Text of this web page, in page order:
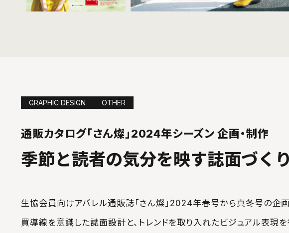
GRAPHIC DESIGN OTHER
通販カタログ「さん燦」2024年シーズン 企画・制作
季節と読者の気分を映す誌面づくり
生協会員向けアパレル通販誌「さん燦」2024年春号から真冬号の企
買導線を意識した誌面設計と、トレンドを取り入れたビジュアル表現